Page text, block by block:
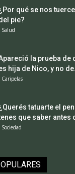
qué se nos
pie?
Salud
la prueba de
hija de Nico, y no
Caripelas
tatuarte el
que saber antes
Sociedad